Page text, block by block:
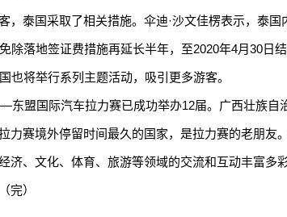
泰国采取了相关措施。伞迪·沙文佳楞表示，泰国
除落地签证费措施再延长半年，至2020年4月30日
也将举行系列主题活动，吸引更多游客。
盟国际汽车拉力赛已成功举办12届。广西壮族自
力赛境外停留时间最久的国家，是拉力赛的老朋友
济、文化、体育、旅游等领域的交流和互动丰富多
完）